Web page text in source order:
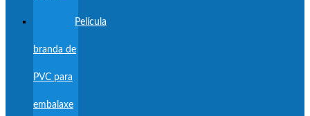
Película
branda de
PVC para
embalaxe